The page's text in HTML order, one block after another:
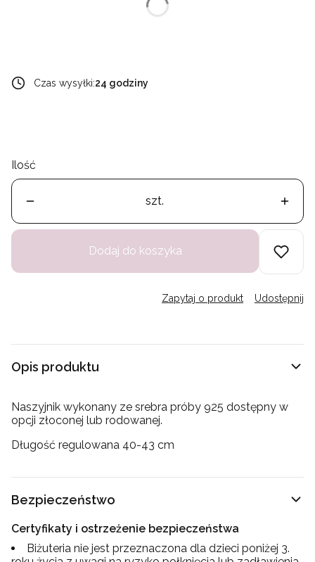
Czas wysyłki:24 godziny
Ilość
szt.
Dodaj do koszyka
Zapytaj o produkt Udostępnij
Opis produktu
Naszyjnik wykonany ze srebra próby 925 dostępny w
opcji złoconej lub rodowanej.
Długość regulowana 40-43 cm
Bezpieczeństwo
Certyfikaty i ostrzeżenie bezpieczeństwa
Biżuteria nie jest przeznaczona dla dzieci poniżej 3.